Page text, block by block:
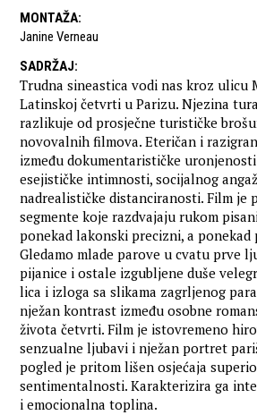
MONTAŽA:
Janine Verneau
SADRŽAJ:
Trudna sineastica vodi nas kroz ulicu
Latinskoj četvrti u Parizu. Njezina
razlikuje od prosječne turističke
novovalnih filmova. Eteričan i
između dokumentarističke
esejističke intimnosti, socijalnog
nadrealističke distanciranosti. Film je
segmente koje razdvajaju rukom
ponekad lakonski precizni, a ponekad
Gledamo mlade parove u cvatu prve
pijanice i ostale izgubljene duše
lica i izloga sa slikama zagrljenog
nježan kontrast između osobne
života četvrti. Film je istovremeno
senzualne ljubavi i nježan portret
pogled je pritom lišen osjećaja
sentimentalnosti. Karakterizira ga
i emocionalna toplina.